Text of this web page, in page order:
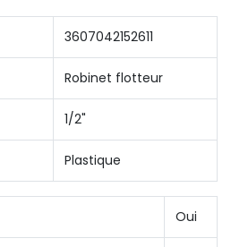
3607042152611
Robinet flotteur
1/2"
Plastique
Oui